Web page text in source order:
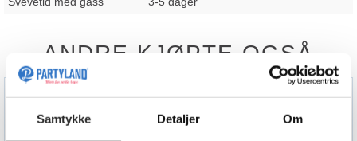
Samtykke Detaljer Om
ANDRE KJØPTE OGSÅ